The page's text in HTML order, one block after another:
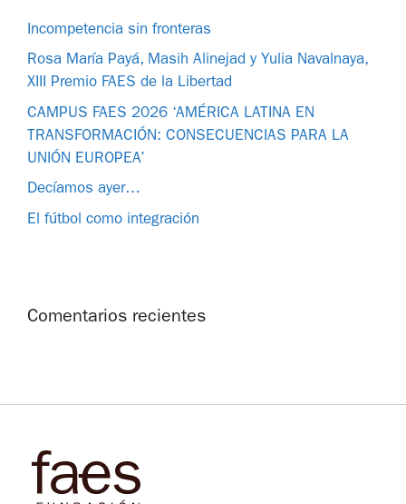
Incompetencia sin fronteras
Rosa María Payá, Masih Alinejad y Yulia Navalnaya,
XIII Premio FAES de la Libertad
CAMPUS FAES 2026 ‘AMÉRICA LATINA EN
TRANSFORMACIÓN: CONSECUENCIAS PARA LA
UNIÓN EUROPEA’
Decíamos ayer…
El fútbol como integración
Comentarios recientes